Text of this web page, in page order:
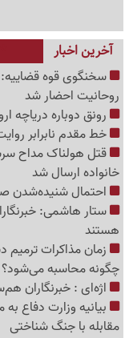
آخرین اخبار
سخنگوی قوه قضاییه:
روحانیت احضار شد
رونق دوباره دریاچه
خط مقدم نابرابر
قتل هولناک مداح
خانواده ارسال شد
احتمال شنیده‌شدن
ستار هاشمی:
هستند
زمان مذاکرات
چگونه محاسبه می‌شود؟
اژه‌ای : خبرنگاران
بیانیه وزارت دفاع
مقابله با جنگ شناختی